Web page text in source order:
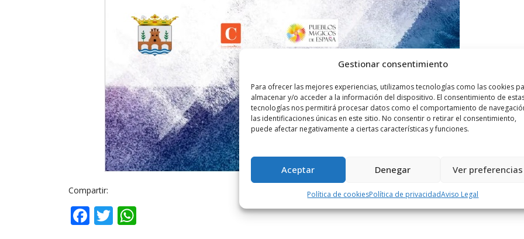
Gestionar consentimiento
Para ofrecer las mejores experiencias, utilizamos tecnologías como las cookies
almacenar y/o acceder a la información del dispositivo. El consentimiento de
tecnologías nos permitirá procesar datos como el comportamiento de
las identificaciones únicas en este sitio. No consentir o retirar el consentimiento,
puede afectar negativamente a ciertas características y funciones.
Aceptar Denegar Ver preferencias
Política de cookiesPolítica de privacidadAviso Legal
Compartir:
Facebook
Twitter